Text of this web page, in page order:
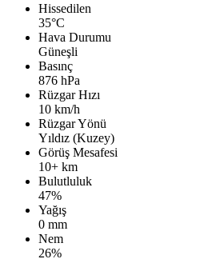
Hissedilen
35°C
Hava Durumu
Güneşli
Basınç
876 hPa
Rüzgar Hızı
10 km/h
Rüzgar Yönü
Yıldız (Kuzey)
Görüş Mesafesi
10+ km
Bulutluluk
47%
Yağış
0 mm
Nem
26%